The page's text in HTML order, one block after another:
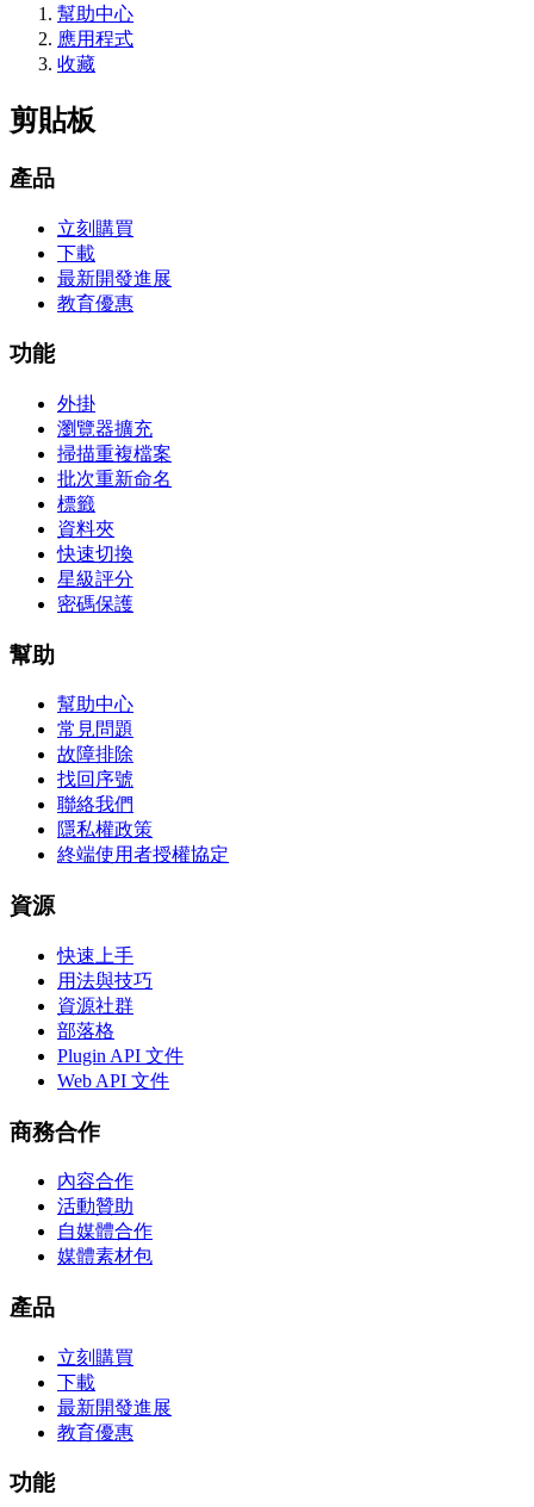
幫助中心
應用程式
收藏
剪貼板
產品
立刻購買
下載
最新開發進展
教育優惠
功能
外掛
瀏覽器擴充
掃描重複檔案
批次重新命名
標籤
資料夾
快速切換
星級評分
密碼保護
幫助
幫助中心
常見問題
故障排除
找回序號
聯絡我們
隱私權政策
終端使用者授權協定
資源
快速上手
用法與技巧
資源社群
部落格
Plugin API 文件
Web API 文件
商務合作
內容合作
活動贊助
自媒體合作
媒體素材包
產品
立刻購買
下載
最新開發進展
教育優惠
功能